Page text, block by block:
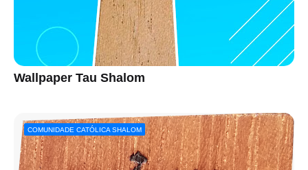
Wallpaper Tau Shalom
COMUNIDADE CATÓLICA SHALOM